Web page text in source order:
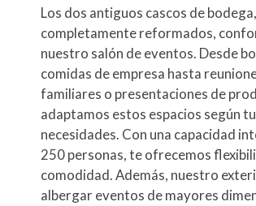
Los dos antiguos cascos de
completamente reformados,
nuestro salón de eventos. Desde
comidas de empresa hasta
familiares o presentaciones de
adaptamos estos espacios según
necesidades. Con una capacidad
250 personas, te ofrecemos
comodidad. Además, nuestro
albergar eventos de mayores